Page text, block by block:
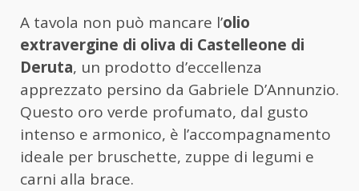
A tavola non può mancare l’olio
extravergine di oliva di Castelleone di
Deruta, un prodotto d’eccellenza
apprezzato persino da Gabriele D’Annunzio.
Questo oro verde profumato, dal gusto
intenso e armonico, è l’accompagnamento
ideale per bruschette, zuppe di legumi e
carni alla brace.